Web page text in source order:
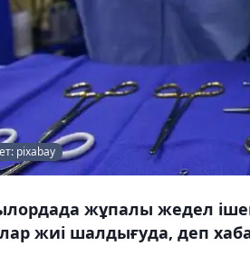
pixabay
жұпалы жедел ішек
жиі шалдығуда, деп